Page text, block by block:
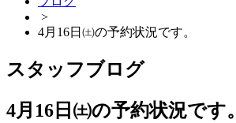
>
4月16日㈯の予約状況です。
スタッフブログ
4月16日㈯の予約状況です。